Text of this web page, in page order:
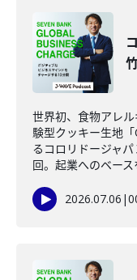
世界初、食物アレ
験型クッキー生地
るコロリドージャ
回。起業へのベー
2026.07.06 |